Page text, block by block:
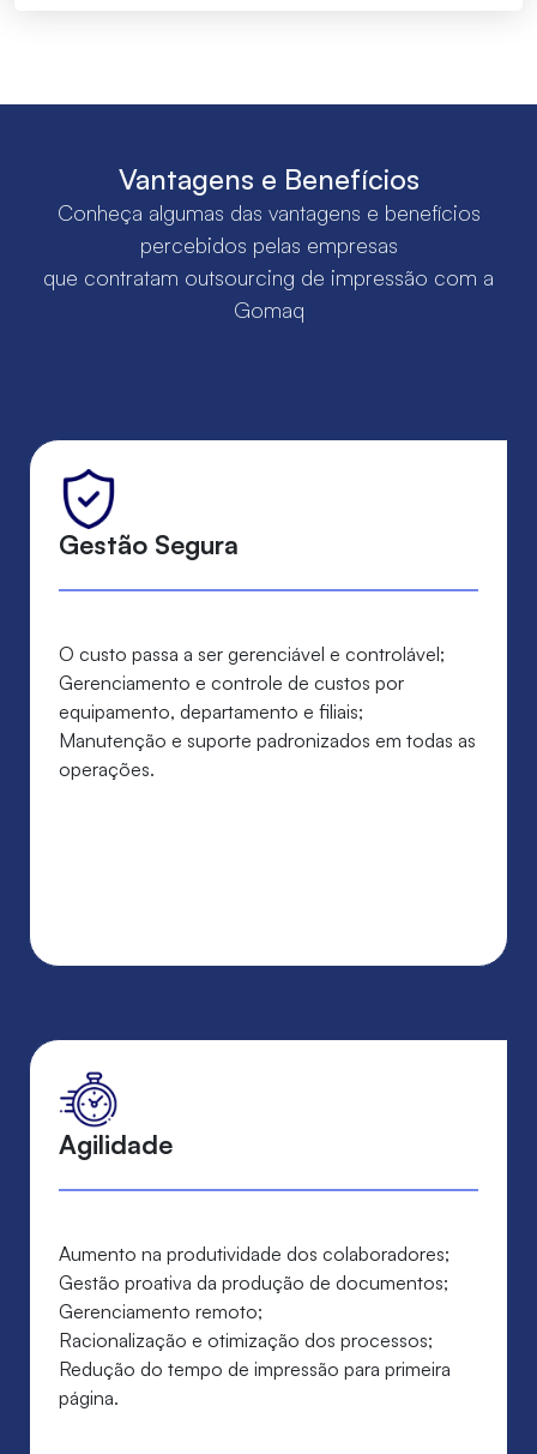
Vantagens e Benefícios
Conheça algumas das vantagens e benefícios
percebidos pelas empresas
que contratam outsourcing de impressão com a
Gomaq
Gestão Segura
O custo passa a ser gerenciável e controlável;
Gerenciamento e controle de custos por
equipamento, departamento e filiais;
Manutenção e suporte padronizados em todas as
operações.
Agilidade
Aumento na produtividade dos colaboradores;
Gestão proativa da produção de documentos;
Gerenciamento remoto;
Racionalização e otimização dos processos;
Redução do tempo de impressão para primeira
página.